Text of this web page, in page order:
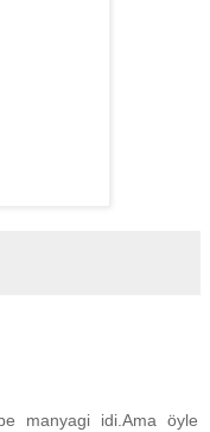
manyagi idi.Ama öyle